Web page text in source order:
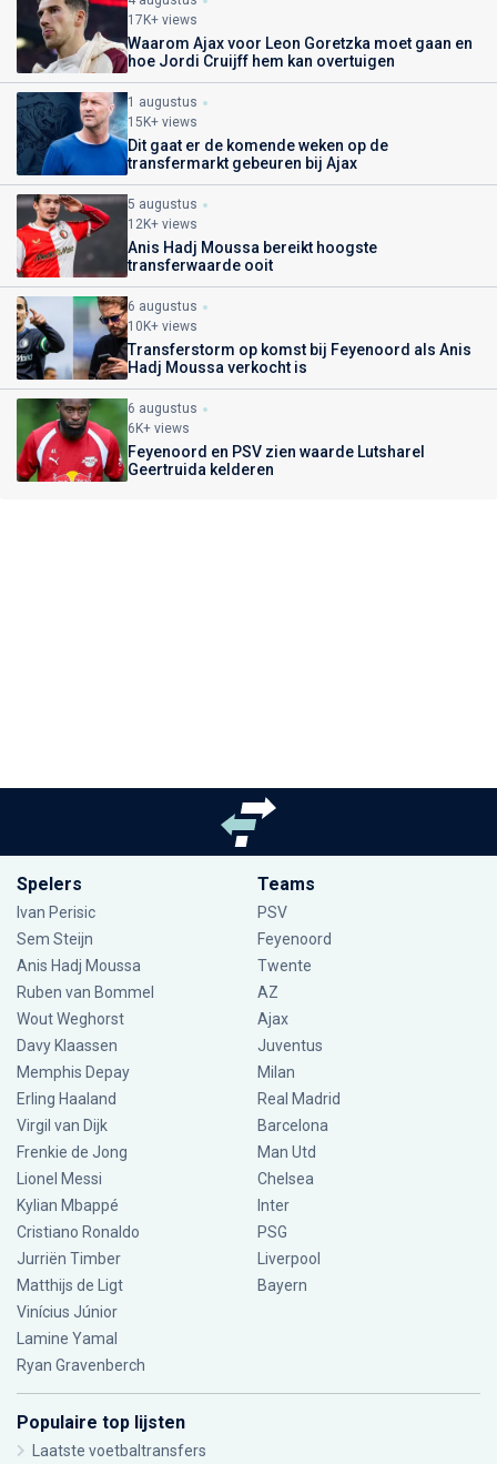
17K+ views
Waarom Ajax voor Leon Goretzka moet gaan en
hoe Jordi Cruijff hem kan overtuigen
1 augustus
15K+ views
Dit gaat er de komende weken op de
transfermarkt gebeuren bij Ajax
5 augustus
12K+ views
Anis Hadj Moussa bereikt hoogste
transferwaarde ooit
6 augustus
10K+ views
Transferstorm op komst bij Feyenoord als Anis
Hadj Moussa verkocht is
6 augustus
6K+ views
Feyenoord en PSV zien waarde Lutsharel
Geertruida kelderen
Spelers
Ivan Perisic
Sem Steijn
Anis Hadj Moussa
Ruben van Bommel
Wout Weghorst
Davy Klaassen
Memphis Depay
Erling Haaland
Virgil van Dijk
Frenkie de Jong
Lionel Messi
Kylian Mbappé
Cristiano Ronaldo
Jurriën Timber
Matthijs de Ligt
Vinícius Júnior
Lamine Yamal
Ryan Gravenberch
Teams
PSV
Feyenoord
Twente
AZ
Ajax
Juventus
Milan
Real Madrid
Barcelona
Man Utd
Chelsea
Inter
PSG
Liverpool
Bayern
Populaire top lijsten
Laatste voetbaltransfers